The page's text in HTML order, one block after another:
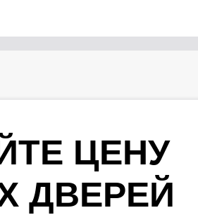
ЦЕНУ
ДВЕРЕЙ